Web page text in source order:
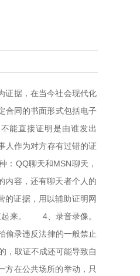
证据，在当今社会现代化
同的书面形式包括电子
能直接证明是由谁发出
作为对方存有过错的证
QQ聊天和MSN聊天，
内容，还有聊天者个人的
的证据，用以辅助证明网
起来。 4、录音录像。
偷录违反法律的一般禁止
，取证不成还可能导致自
方在公共场所的举动，只